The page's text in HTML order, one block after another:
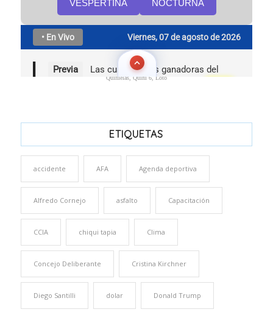
Quinielas, Quini 6, Loto
ETIQUETAS
accidente AFA Agenda deportiva
Alfredo Cornejo asfalto Capacitación
CCIA chiqui tapia Clima
Concejo Deliberante Cristina Kirchner
Diego Santilli dolar Donald Trump